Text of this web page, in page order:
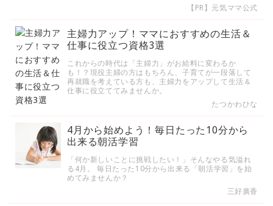
【PR】元気ママ公式
主婦力アップ！ママにおすすめの生活＆
仕事に役立つ資格3選
これからの時代は「主婦力」がお給料に変わるか
も！？現役主婦の方はもちろん、子育てが一段落して
再就職を考えている方も、主婦力をアップして生活＆
仕事に役立ててみませんか。
たつかわひな
4月から始めよう！毎日たった10分から
出来る朝活学習
「何か新しいことに挑戦したい！」そんなやる気溢れ
る4月。 毎日たった10分から出来る「朝活学習」を始
めてみませんか？
三好廣香